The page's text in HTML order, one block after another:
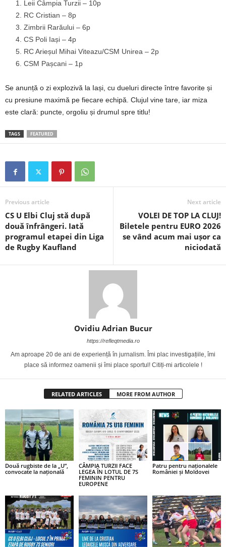
Leii Câmpia Turzii – 10p
RC Cristian – 8p
Zimbrii Rarăului – 6p
CS Poli Iași – 4p
RC Arieșul Mihai Viteazu/CSM Unirea – 2p
CSM Pașcani – 1p
Se anunță o zi explozivă la Iași, cu dueluri directe între favorite și
cu presiune maximă pe fiecare echipă. Clujul vine tare, iar miza
este clară: puncte, orgoliu și drumul spre titlu!
TAGS FEATURED
Previous article
CS U Elbi Cluj stă după
două înfrângeri. Iată
programul etapei din Liga
de Rugby Kaufland
Next article
VOLEI DE TOP LA CLUJ!
Biletele pentru EURO 2026
se vând acum mai ușor ca
niciodată
Ovidiu Adrian Bucur
https://refleqtmedia.ro
Am aproape 20 de ani de experiență în jurnalism. Îmi plac investigațiile, îmi
place să informez oamenii și îmi place sportul! Citiți-mi articolele !
RELATED ARTICLES MORE FROM AUTHOR
Două rugbiste de la „U”,
convocate la națională
CÂMPIA TURZII FACE
LEGEA ÎN LOTUL DE 7S
FEMININ PENTRU
EUROPENE
Patru pentru naționalele
României și Moldovei